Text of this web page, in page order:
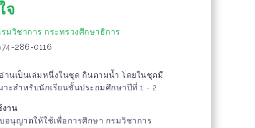
จ
มวิชาการ กระทรวงศึกษาธิการ
286-0116
านเป็นเล่มหนึ่งในชุด กินตามน้ำ โดยในชุดมี
าะสำหรับนักเรียนชั้นประถมศึกษาปีที่ 1 - 2
งาน
อนุญาตให้ใช้เพื่อการศึกษา กรมวิชาการ